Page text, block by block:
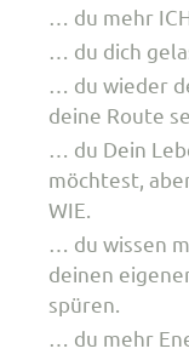
… du mehr
… du dich
… du wieder
deine Route
… du Dein
möchtest,
WIE.
… du wissen
deinen
spüren.
… du mehr